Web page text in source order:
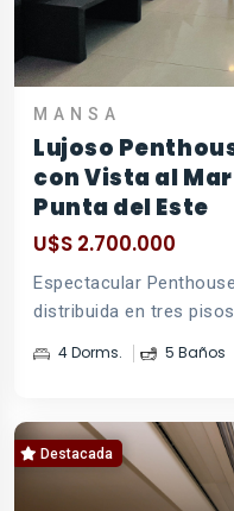
MANSA
Lujoso
con Vista al
Punta del Este
U$S 2.700.000
Espectacular
distribuida en tres
4 Dorms. 5 Baños
Destacada